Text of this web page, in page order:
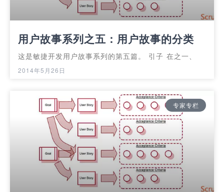
用户故事系列之五：用户故事的分类
这是敏捷开发用户故事系列的第五篇。 引子 在之一、
2014年5月26日
专家专栏